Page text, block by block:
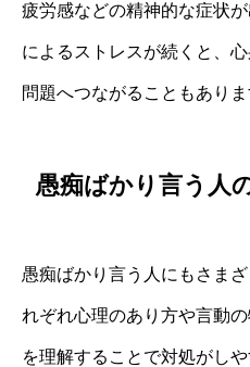
疲労感などの精神的な症状
によるストレスが続くと、
問題へつながることもありま
愚痴ばかり言う人
愚痴ばかり言う人にもさま
れぞれ心理のあり方や言動
を理解することで対処がし